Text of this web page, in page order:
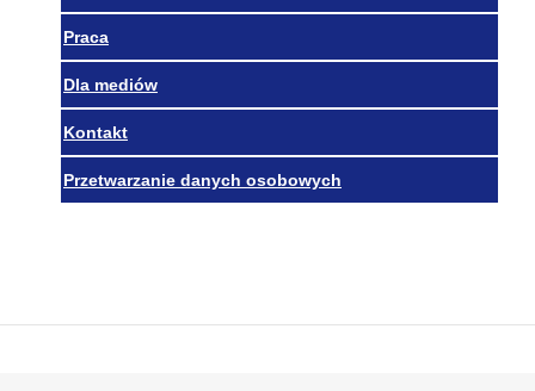
Praca
Dla mediów
Kontakt
Przetwarzanie danych osobowych